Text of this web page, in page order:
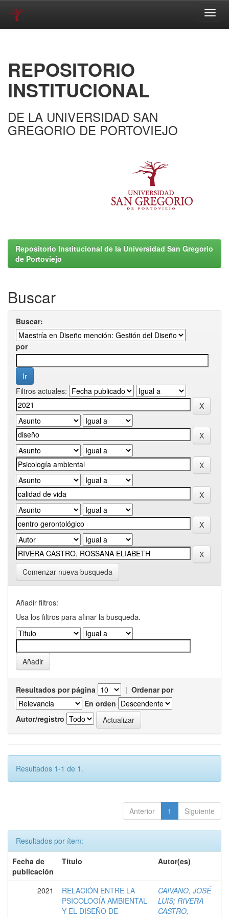
REPOSITORIO
INSTITUCIONAL
DE LA UNIVERSIDAD SAN
GREGORIO DE PORTOVIEJO
Repositorio Institucional de la Universidad San Gregorio
de Portoviejo
Buscar
Buscar:
por
Filtros actuales:
Comenzar nueva busqueda
Añadir filtros:
Usa los filtros para afinar la busqueda.
Resultados por página | Ordenar por
En orden
Autor/registro
Resultados 1-1 de 1.
Anterior 1 Siguiente
Resultados por ítem:
Fecha de
publicación
Título Autor(es)
2021
RELACIÓN ENTRE LA
PSICOLOGÍA AMBIENTAL
Y EL DISEÑO DE
CAIVANO, JOSÉ
LUIS; RIVERA
CASTRO,